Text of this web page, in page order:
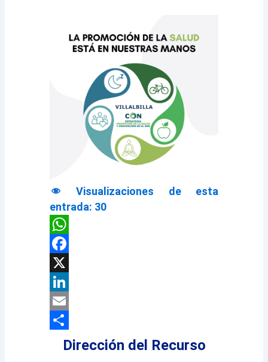
Visualizaciones de esta
entrada: 30
WhatsApp
Facebook
X
LinkedIn
Email
Compartir
Dirección del Recurso